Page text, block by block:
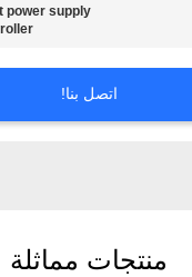
power supply
اتصل بنا!
منتجات مماثلة